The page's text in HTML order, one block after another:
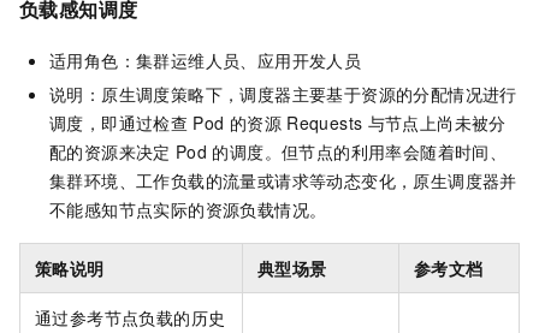
负载感知调度
适用角色：集群运维人员、应用开发人员
说明：原生调度策略下，调度器主要基于资源的分配情况进行
调度，即通过检查 Pod 的资源 Requests 与节点上尚未被分
配的资源来决定 Pod 的调度。但节点的利用率会随着时间、
集群环境、工作负载的流量或请求等动态变化，原生调度器并
不能感知节点实际的资源负载情况。
策略说明 典型场景 参考文档
通过参考节点负载的历史